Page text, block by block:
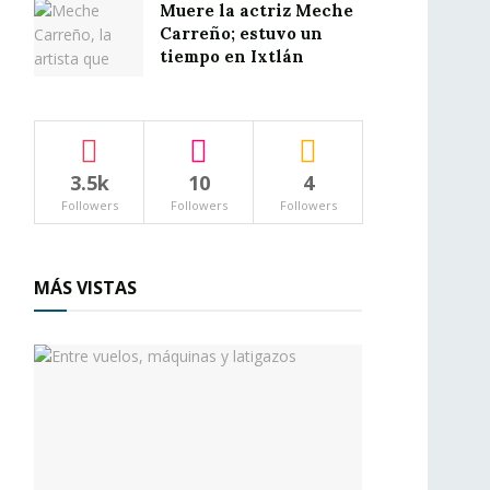
Muere la actriz Meche
Carreño; estuvo un
tiempo en Ixtlán
3.5k
Followers
10
Followers
4
Followers
MÁS VISTAS